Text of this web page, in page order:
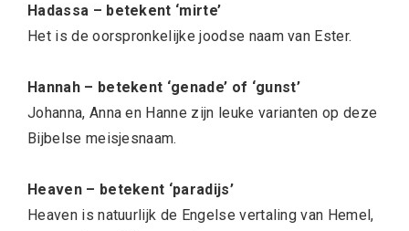
Hadassa – betekent ‘mirte’
Het is de oorspronkelijke joodse naam van Ester.
Hannah – betekent ‘genade’ of ‘gunst’
Johanna, Anna en Hanne zijn leuke varianten op deze
Bijbelse meisjesnaam.
Heaven – betekent ‘paradijs’
Heaven is natuurlijk de Engelse vertaling van Hemel,